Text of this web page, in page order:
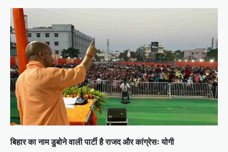
बिहार का नाम डुबोने वाली पार्टी है राजद और कांग्रेसः योगी